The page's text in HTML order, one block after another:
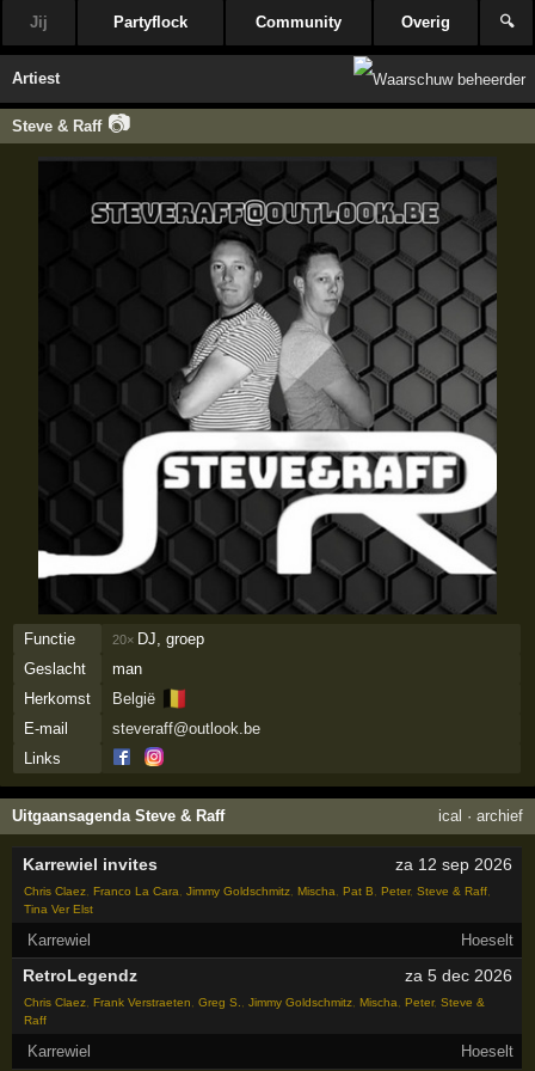
Jij Partyflock Community Overig 🔍
Artiest
Steve & Raff 📷
Functie 20× DJ, groep
Geslacht
man
Herkomst
België 🇧🇪
E-mail
steveraff@outlook.be
Links
Uitgaansagenda Steve & Raff ical · archief
Karrewiel invites za 12 sep 2026
Chris Claez ,Franco La Cara ,Jimmy Goldschmitz ,Mischa ,Pat B ,Peter,Steve & Raff
Tina Ver Elst
Karrewiel Hoeselt
RetroLegendz za 5 dec 2026
Chris Claez ,Frank Verstraeten ,Greg S. ,Jimmy Goldschmitz ,Mischa ,Peter,Steve &
Raff
Karrewiel Hoeselt